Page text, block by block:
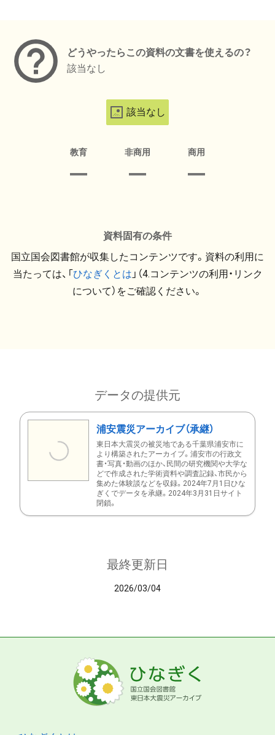
どうやったらこの資料の文書を使えるの？
該当なし
該当なし
教育 非商用 商用
資料固有の条件
国立国会図書館が収集したコンテンツです。資料の利用に
当たっては、「ひなぎくとは 」（4.コンテンツの利用・リンク
について）をご確認ください。
データの提供元
浦安震災アーカイブ（承継）
東日本大震災の被災地である千葉県浦安市に
より構築されたアーカイブ。浦安市の行政文
書・写真・動画のほか、民間の研究機関や大学な
どで作成された学術資料や調査記録、市民から
集めた体験談などを収録。2024年7月1日ひな
ぎくでデータを承継。2024年3月31日サイト
閉鎖。
最終更新日
2026/03/04